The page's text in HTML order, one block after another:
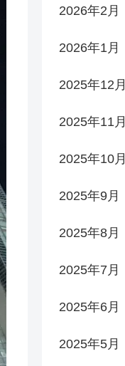
2026年2月
2026年1月
2025年12月
2025年11月
2025年10月
2025年9月
2025年8月
2025年7月
2025年6月
2025年5月